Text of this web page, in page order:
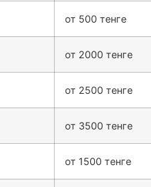
от 500 тенге
от 2000 тенге
от 2500 тенге
от 3500 тенге
от 1500 тенге